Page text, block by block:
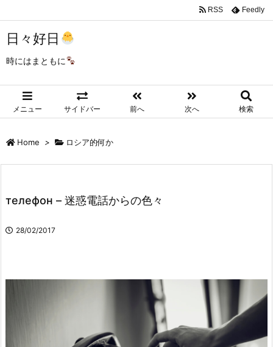
日々好日
時にはまともに
メニュー サイドバー 前へ 次へ 検索
RSS Feedly
Home > ロシア的何か
телефон – 迷惑電話からの色々
28/02/2017